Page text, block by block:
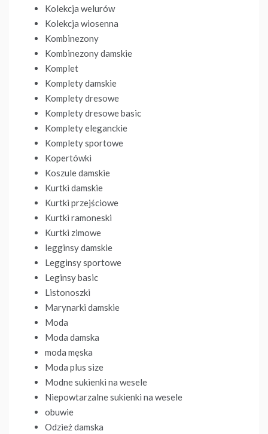
Kolekcja welurów
Kolekcja wiosenna
Kombinezony
Kombinezony damskie
Komplet
Komplety damskie
Komplety dresowe
Komplety dresowe basic
Komplety eleganckie
Komplety sportowe
Kopertówki
Koszule damskie
Kurtki damskie
Kurtki przejściowe
Kurtki ramoneski
Kurtki zimowe
legginsy damskie
Legginsy sportowe
Leginsy basic
Listonoszki
Marynarki damskie
Moda
Moda damska
moda męska
Moda plus size
Modne sukienki na wesele
Niepowtarzalne sukienki na wesele
obuwie
Odzież damska